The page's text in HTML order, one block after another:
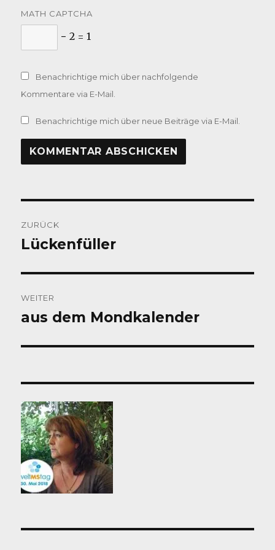
MATH CAPTCHA
− 2 = 1
Benachrichtige mich über nachfolgende
Kommentare via E-Mail.
Benachrichtige mich über neue Beiträge via E-Mail.
ZURÜCK
Vorheriger
Lückenfüller
WEITER
Nächster
aus dem Mondkalender